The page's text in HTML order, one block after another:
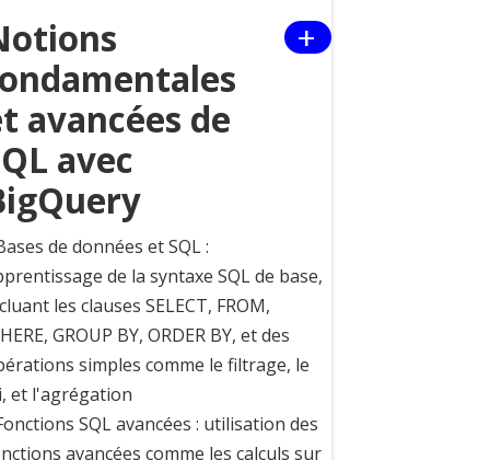
avancées de
avec
+
de données et SQL :
de la syntaxe SQL de base,
les clauses SELECT, FROM,
GROUP BY, ORDER BY, et des
simples comme le filtrage, le
et l'agrégation
SQL avancées : utilisation des
avancées comme les calculs sur